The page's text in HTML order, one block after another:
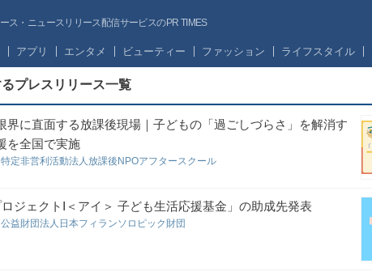
ス・ニュースリリース配信サービスのPR TIMES
アプリ エンタメ ビューティー ファッション ライフスタイル
プレスリリース一覧
界に直面する放課後現場｜子どもの「過ごしづらさ」を解消す
を全国で実施
特定非営利活動法人放課後NPOアフタースクール
ジェクトⅠ＜アイ＞ 子ども生活応援基金」の助成先発表
公益財団法人日本フィランソロピック財団